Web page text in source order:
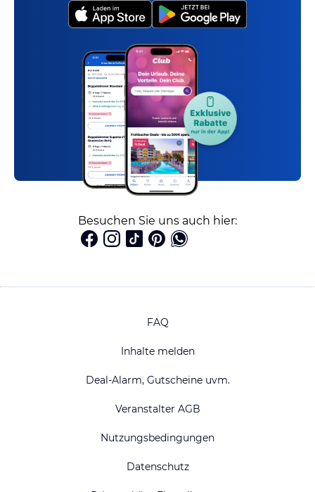
Besuchen Sie uns auch hier:
FAQ
Inhalte melden
Deal-Alarm, Gutscheine uvm.
Veranstalter AGB
Nutzungsbedingungen
Datenschutz